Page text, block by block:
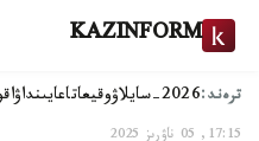
KAZINFORM
ترەند:2026-سايلاۋ وقيعاتاعايىنداۋ
17:15, 05 ناۋرىز 2025